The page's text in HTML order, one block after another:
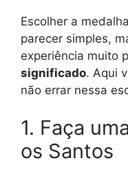
Escolher a
parecer simples,
experiência muito
significado. Aqui
não errar nessa
1. Faça
os Santos